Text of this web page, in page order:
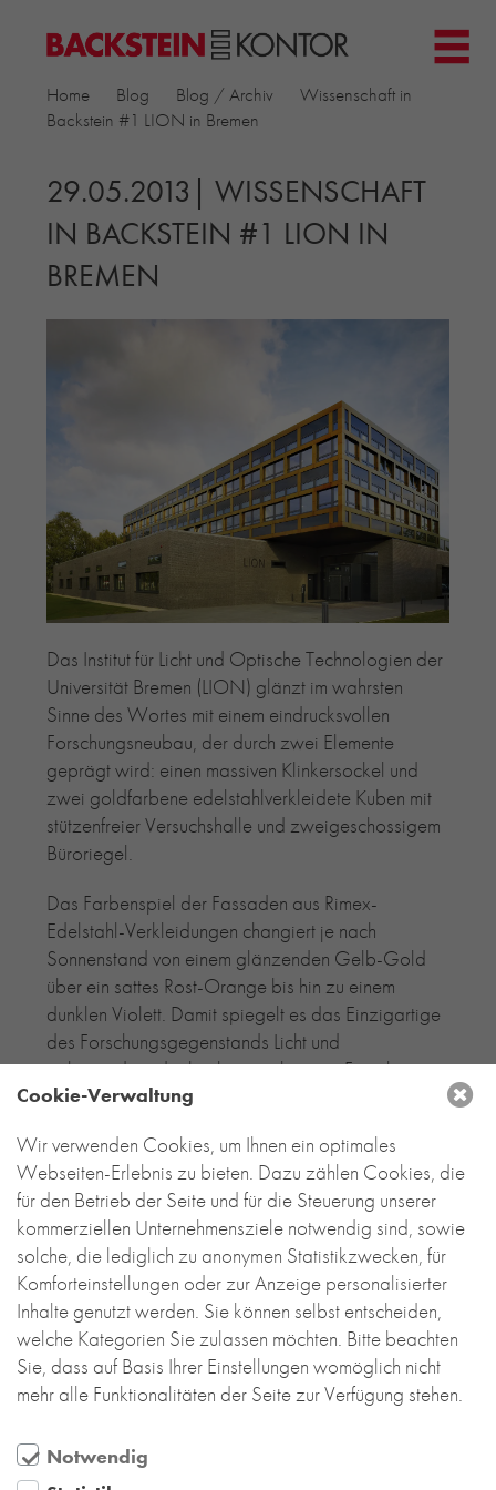
PROJEKTE
▼
KIRCHEN
MEHRFAMILIENHÄUSER
MUSEEN
EINFAMILIENHÄUSER
RIEMCHENKOLLEKTIONEN TONWERK
ALLGEMEINE RIEMCHENKOLLEKTIONEN
RECYCLING-ZIEGEL
RE-USE-ZIEGEL
GLASUR-ZIEGEL
RE-USE-MÖRTEL
FASSADENPLANUNG (SCHWEIZ)
PRIVATKUNDEN
ÜBER UNS
BLOG
Home Blog Blog / Archiv
Wissenschaft in
Backstein #1 LION in Bremen
29.05.2013| WISSENSCHAFT
IN BACKSTEIN #1 LION IN
BREMEN
Das Institut für Licht und Optische Technologien der
Universität Bremen (LION) glänzt im wahrsten
Sinne des Wortes mit einem eindrucksvollen
Forschungsneubau, der durch zwei Elemente
geprägt wird: einen massiven Klinkersockel und
zwei goldfarbene edelstahlverkleidete Kuben mit
stützenfreier Versuchshalle und zweigeschossigem
Büroriegel.
Das Farbenspiel der Fassaden aus Rimex-
Edelstahl-Verkleidungen changiert je nach
Sonnenstand von einem glänzenden Gelb-Gold
über ein sattes Rost-Orange bis hin zu einem
dunklen Violett. Damit spiegelt es das Einzigartige
des Forschungsgegenstands Licht und
insbesondere der hochspezialisierten Forschung
und Entwicklung von Laserstrahltechniken wider.
Das klinkerverkleidete Sockelgeschoss nimmt
Nebenräume der Versuchshalle, öffentliche
Seminarflächen und das Foyer auf. Mit dieser
Struktur folgen die Architekten von ksg ihrem
bewährten architektonischen Konzept für
Forschungsbauten, bei dem sich innere
Organisation und Gegenstand der
Forschungsarbeit in der Fassadengestaltung
abzeichnen. In diesem Ensemble nimmt das
Ziegelmauerwerk eine zurückhaltende, tragende
Verbindung zu den umliegenden Gebäuden her.
Cookie-Verwaltung
Wir verwenden Cookies, um Ihnen ein optimales
Webseiten-Erlebnis zu bieten. Dazu zählen Cookies, die
für den Betrieb der Seite und für die Steuerung unserer
kommerziellen Unternehmensziele notwendig sind, sowie
solche, die lediglich zu anonymen Statistikzwecken, für
Komforteinstellungen oder zur Anzeige personalisierter
Inhalte genutzt werden. Sie können selbst entscheiden,
welche Kategorien Sie zulassen möchten. Bitte beachten
Sie, dass auf Basis Ihrer Einstellungen womöglich nicht
mehr alle Funktionalitäten der Seite zur Verfügung stehen.
Notwendig